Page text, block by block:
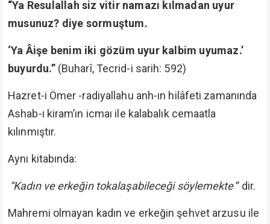
“Ya Resulallah siz vitir namazı kılmadan uyur
musunuz? diye sormuştum.
‘Ya Âişe benim iki gözüm uyur kalbim uyumaz.’
buyurdu.”(Buharî, Tecrid-i sarih: 592)
Hazret-i Ömer -radiyallahu anh-ın hilâfeti zamanında
Ashab-ı kiram’ın icmaı ile kalabalık cemaatla
kılınmıştır.
Aynı kitabında:
“Kadın ve erkeğin tokalaşabileceği söylemekte”dir.
Mahremi olmayan kadın ve erkeğin şehvet arzusu ile